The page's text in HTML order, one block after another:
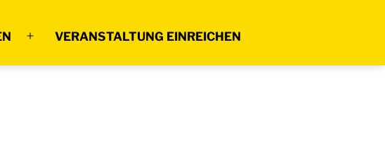
Menü VERANSTALTUNG EINREICHEN